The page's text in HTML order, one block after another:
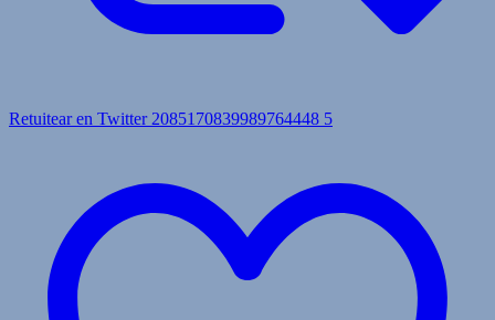
Retuitear en Twitter 2085170839989764448 5